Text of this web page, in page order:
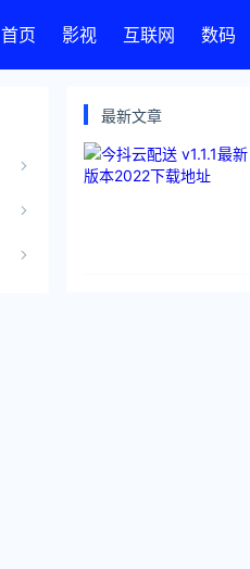
首页 影视 互联网 数码
最新文章